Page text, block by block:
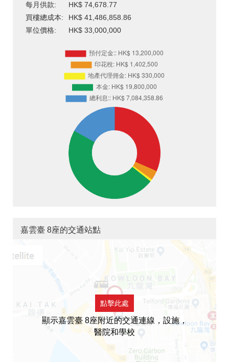
每月供款:
HK$ 74,678.77
買樓總成本:
HK$ 41,486,858.86
單位價格:
HK$ 33,000,000
嘉雲臺 8座的交通站點
點擊此處
顯示嘉雲臺 8座附近的交通連線，設施，
醫院和學校